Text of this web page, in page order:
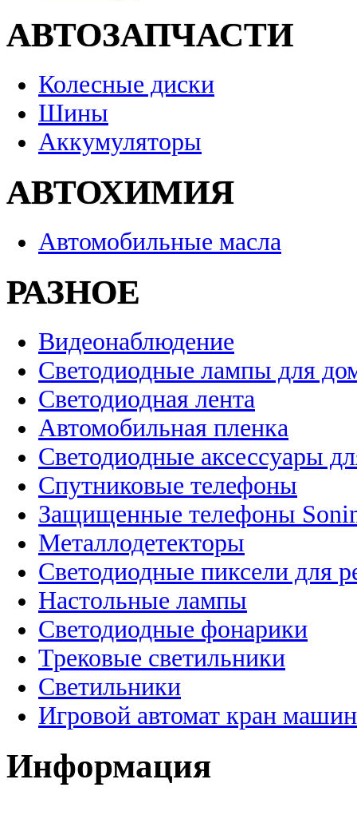
АВТОЗАПЧАСТИ
Колесные диски
Шины
Аккумуляторы
АВТОХИМИЯ
Автомобильные масла
РАЗНОЕ
Видеонаблюдение
Светодиодные лампы для
Светодиодная лента
Автомобильная пленка
Светодиодные аксессуары
Спутниковые телефоны
Защищенные телефоны
Металлодетекторы
Светодиодные пиксели для
Настольные лампы
Светодиодные фонарики
Трековые светильники
Светильники
Игровой автомат кран
Информация